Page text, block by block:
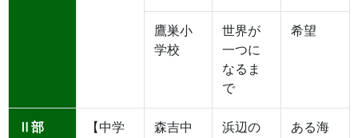
鷹巣小
学校
世界が
一つに
なるま
で
希望
Ⅱ部
【中学
森吉中
浜辺の
ある海